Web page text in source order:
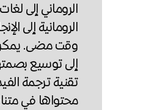
الروماني إلى
الرومانية إلى
وقت مضى. يمكن
إلى توسيع
تقنية ترجمة
محتواها في